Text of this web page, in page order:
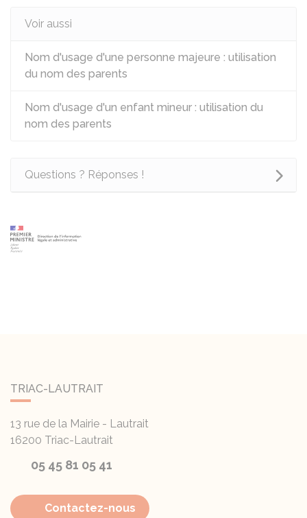
Voir aussi
Nom d'usage d'une personne majeure : utilisation
du nom des parents
Nom d'usage d'un enfant mineur : utilisation du
nom des parents
Questions ? Réponses !
TRIAC-LAUTRAIT
13 rue de la Mairie - Lautrait
16200 Triac-Lautrait
05 45 81 05 41
Contactez-nous